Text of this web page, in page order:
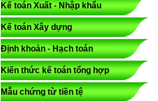
Kế toán Xuất - Nhập khẩu
Kế toán Xây dựng
Định khoản - Hạch toán
Kiến thức kế toán tổng hợp
Mẫu chứng từ tiền tệ